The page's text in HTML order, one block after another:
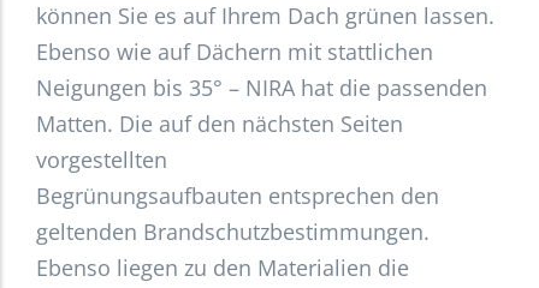
können Sie es auf Ihrem Dach grünen lassen.
Ebenso wie auf Dächern mit stattlichen
Neigungen bis 35° – NIRA hat die passenden
Matten. Die auf den nächsten Seiten
vorgestellten
Begrünungsaufbauten entsprechen den
geltenden Brandschutzbestimmungen.
Ebenso liegen zu den Materialien die